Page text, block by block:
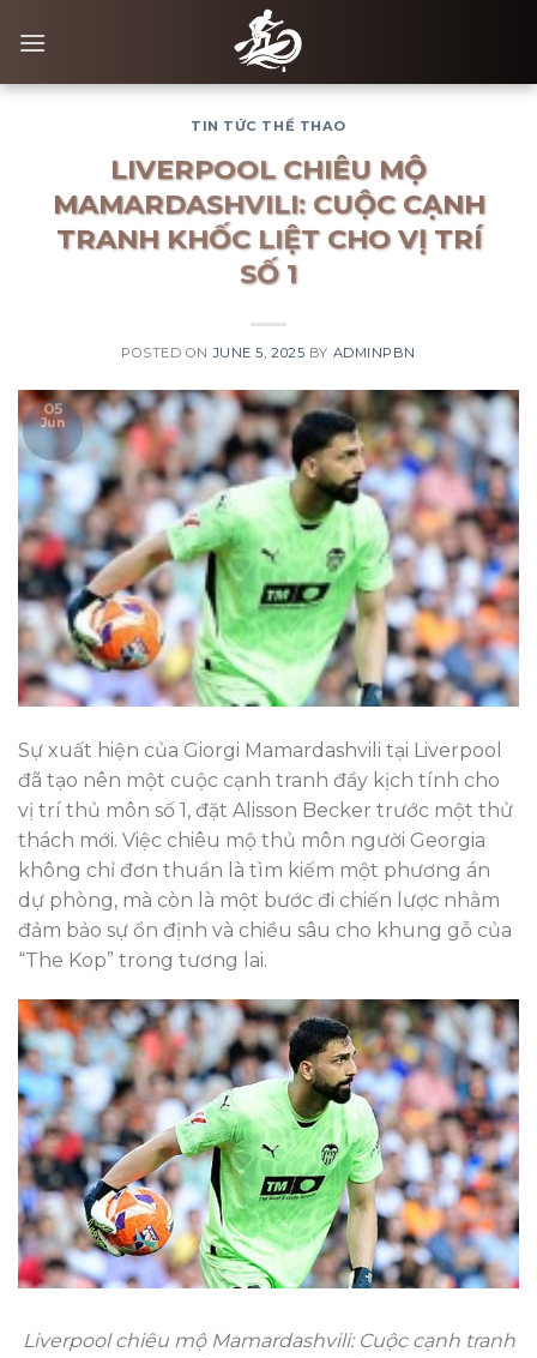
TIN TỨC THỂ THAO
LIVERPOOL CHIÊU MỘ
MAMARDASHVILI: CUỘC CẠNH
TRANH KHỐC LIỆT CHO VỊ TRÍ
SỐ 1
POSTED ONJUNE 5, 2025 BY ADMINPBN
05
Jun
Sự xuất hiện của Giorgi Mamardashvili tại Liverpool
đã tạo nên một cuộc cạnh tranh đầy kịch tính cho
vị trí thủ môn số 1, đặt Alisson Becker trước một thử
thách mới. Việc chiêu mộ thủ môn người Georgia
không chỉ đơn thuần là tìm kiếm một phương án
dự phòng, mà còn là một bước đi chiến lược nhằm
đảm bảo sự ổn định và chiều sâu cho khung gỗ của
“The Kop” trong tương lai.
Liverpool chiêu mộ Mamardashvili: Cuộc cạnh tranh